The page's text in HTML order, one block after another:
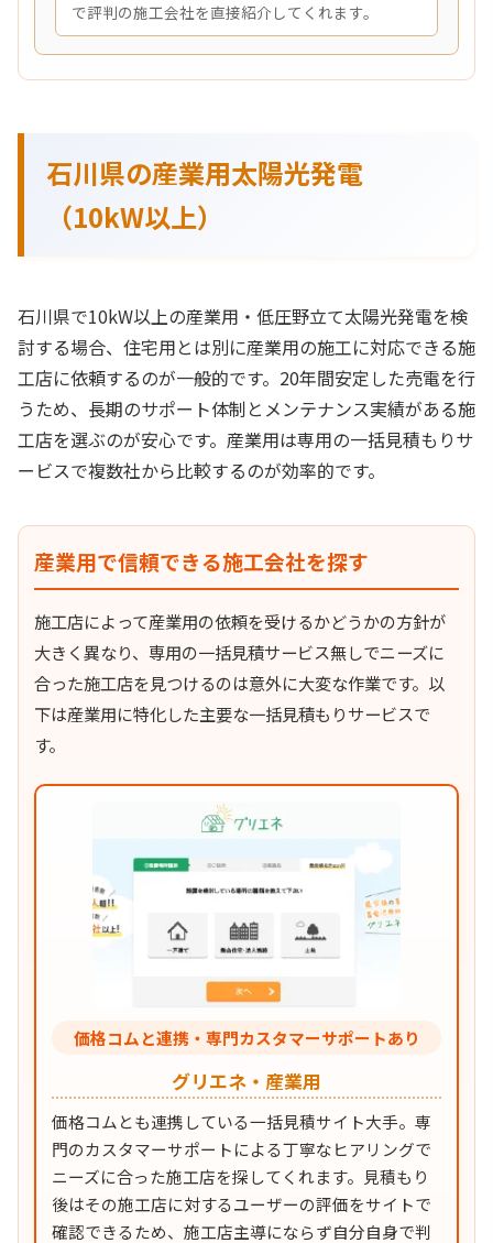
で評判の施工会社を直接紹介してくれます。
石川県の産業用太陽光発電
（10kW以上）
石川県で10kW以上の産業用・低圧野立て太陽光発電を検
討する場合、住宅用とは別に産業用の施工に対応できる施
工店に依頼するのが一般的です。20年間安定した売電を行
うため、長期のサポート体制とメンテナンス実績がある施
工店を選ぶのが安心です。産業用は専用の一括見積もりサ
ービスで複数社から比較するのが効率的です。
産業用で信頼できる施工会社を探す
施工店によって産業用の依頼を受けるかどうかの方針が
大きく異なり、専用の一括見積サービス無しでニーズに
合った施工店を見つけるのは意外に大変な作業です。以
下は産業用に特化した主要な一括見積もりサービスで
す。
価格コムと連携・専門カスタマーサポートあり
グリエネ・産業用
価格コムとも連携している一括見積サイト大手。専
門のカスタマーサポートによる丁寧なヒアリングで
ニーズに合った施工店を探してくれます。見積もり
後はその施工店に対するユーザーの評価をサイトで
確認できるため、施工店主導にならず自分自身で判